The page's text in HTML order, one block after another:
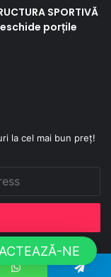
SPORTIVĂ
porțile
la cel mai bun preț!
NE